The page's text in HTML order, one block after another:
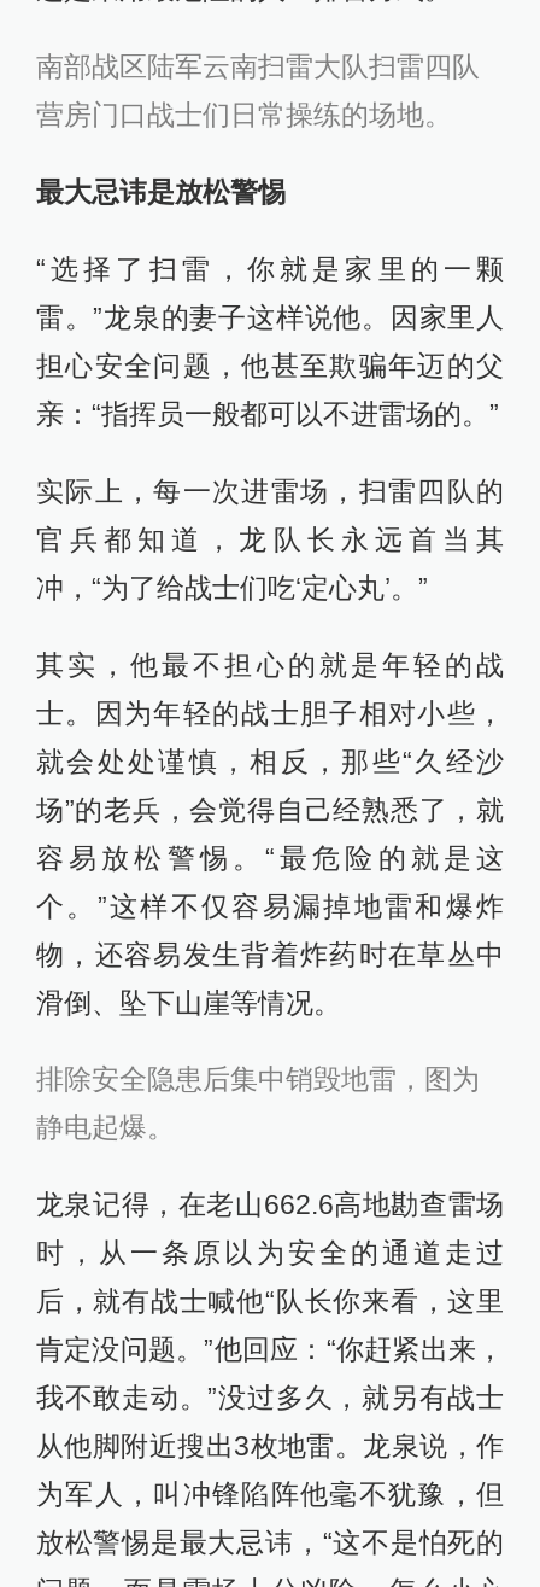
南部战区陆军云南扫雷大队扫雷四队
营房门口战士们日常操练的场地。
最大忌讳是放松警惕
“选择了扫雷，你就是家里的一颗
雷。”龙泉的妻子这样说他。因家里人
担心安全问题，他甚至欺骗年迈的父
亲：“指挥员一般都可以不进雷场的。”
实际上，每一次进雷场，扫雷四队的
官兵都知道，龙队长永远首当其
冲，“为了给战士们吃‘定心丸’。”
其实，他最不担心的就是年轻的战
士。因为年轻的战士胆子相对小些，
就会处处谨慎，相反，那些“久经沙
场”的老兵，会觉得自己经熟悉了，就
容易放松警惕。“最危险的就是这
个。”这样不仅容易漏掉地雷和爆炸
物，还容易发生背着炸药时在草丛中
滑倒、坠下山崖等情况。
排除安全隐患后集中销毁地雷，图为
静电起爆。
龙泉记得，在老山662.6高地勘查雷场
时，从一条原以为安全的通道走过
后，就有战士喊他“队长你来看，这里
肯定没问题。”他回应：“你赶紧出来，
我不敢走动。”没过多久，就另有战士
从他脚附近搜出3枚地雷。龙泉说，作
为军人，叫冲锋陷阵他毫不犹豫，但
放松警惕是最大忌讳，“这不是怕死的